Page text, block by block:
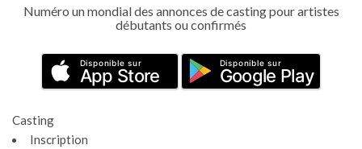
Numéro un mondial des annonces de casting pour artistes
débutants ou confirmés
Disponible sur
App Store
Disponible sur
Google Play
Casting
Inscription